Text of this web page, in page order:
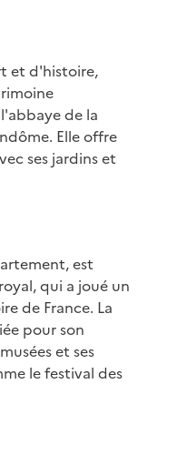
et d'histoire,
de la
Elle offre
ses jardins et
est
qui a joué un
de France. La
pour son
et ses
le festival des